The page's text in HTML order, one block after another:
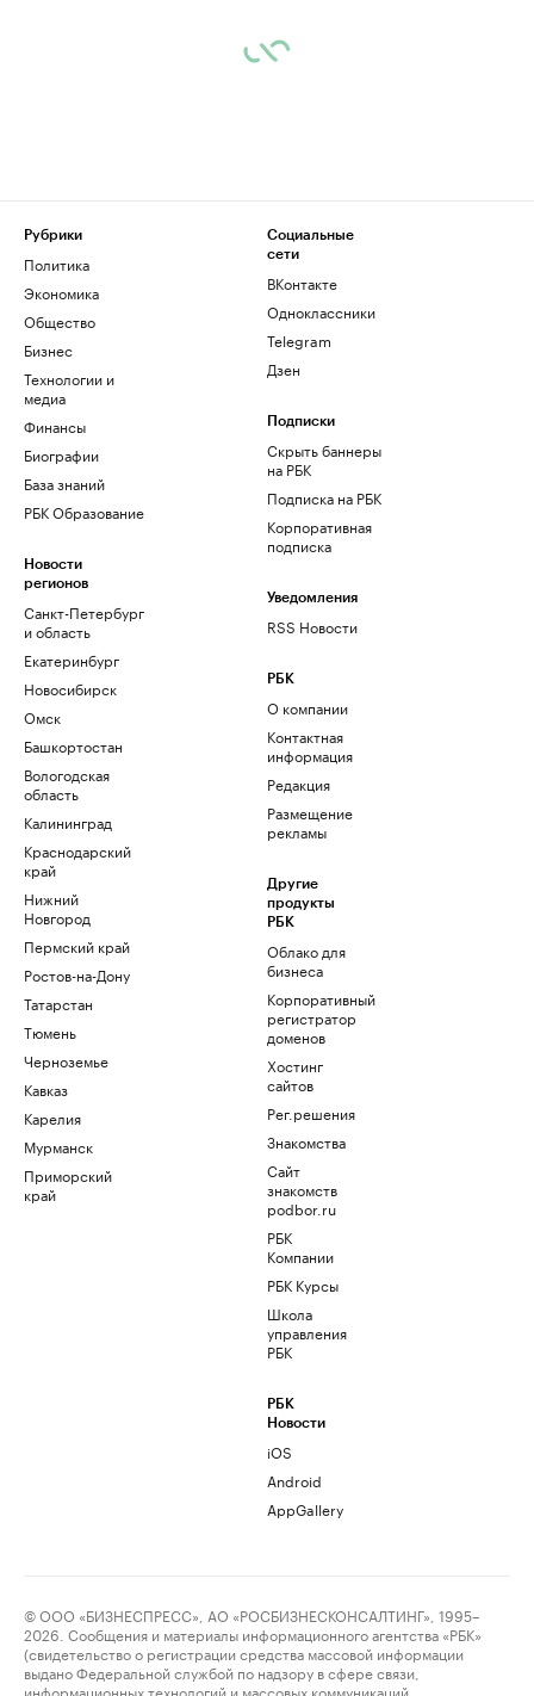
Рубрики
Политика
Экономика
Общество
Бизнес
Технологии и
медиа
Финансы
Биографии
База знаний
РБК Образование
Новости
регионов
Санкт-Петербург
и область
Екатеринбург
Новосибирск
Омск
Башкортостан
Вологодская
область
Калининград
Краснодарский
край
Нижний
Новгород
Пермский край
Ростов-на-Дону
Татарстан
Тюмень
Черноземье
Кавказ
Карелия
Мурманск
Приморский
край
Социальные
сети
ВКонтакте
Одноклассники
Telegram
Дзен
Подписки
Скрыть баннеры
на РБК
Подписка на РБК
Корпоративная
подписка
Уведомления
RSS Новости
РБК
О компании
Контактная
информация
Редакция
Размещение
рекламы
Другие
продукты
РБК
Облако для
бизнеса
Корпоративный
регистратор
доменов
Хостинг
сайтов
Рег.решения
Знакомства
Сайт
знакомств
podbor.ru
РБК
Компании
РБК Курсы
Школа
управления
РБК
РБК
Новости
iOS
Android
AppGallery
© ООО «БИЗНЕСПРЕСС», АО «РОСБИЗНЕСКОНСАЛТИНГ», 1995–
2026. Сообщения и материалы информационного агентства «РБК»
(свидетельство о регистрации средства массовой информации
выдано Федеральной службой по надзору в сфере связи,
информационных технологий и массовых коммуникаций